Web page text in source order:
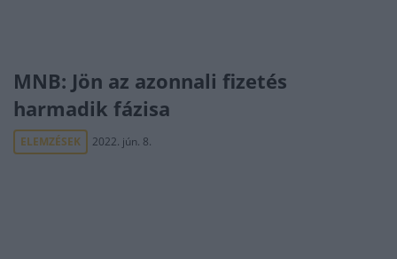
MNB: Jön az azonnali fizetés
harmadik fázisa
ELEMZÉSEK 2022. jún. 8.